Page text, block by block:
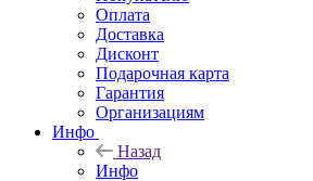
Оплата
Доставка
Дисконт
Подарочная карта
Гарантия
Организациям
Инфо
Назад
Инфо